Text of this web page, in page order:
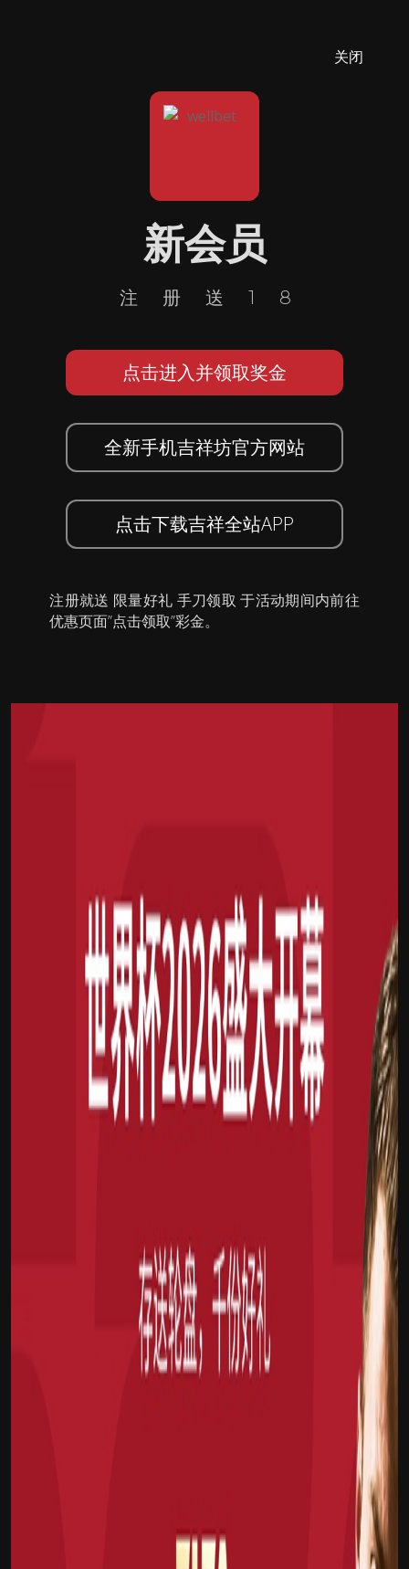
关闭
新会员
注册送18
点击进入并领取奖金
全新手机吉祥坊官方网站
点击下载吉祥全站APP
注册就送 限量好礼 手刀领取 于活动期间内前往
优惠页面”点击领取”彩金。